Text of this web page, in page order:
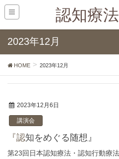
認知療
2023年12月
HOME 2023年12月
2023年12月6日
講演会
『認知をめぐる随想』
第23回日本認知療法・認知行動療